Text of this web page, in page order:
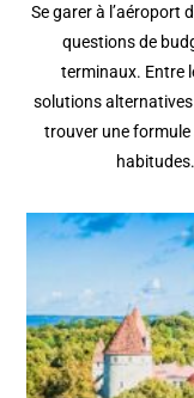
Se garer à l’aéroport
questions de
terminaux. Entre
solutions
trouver une formule